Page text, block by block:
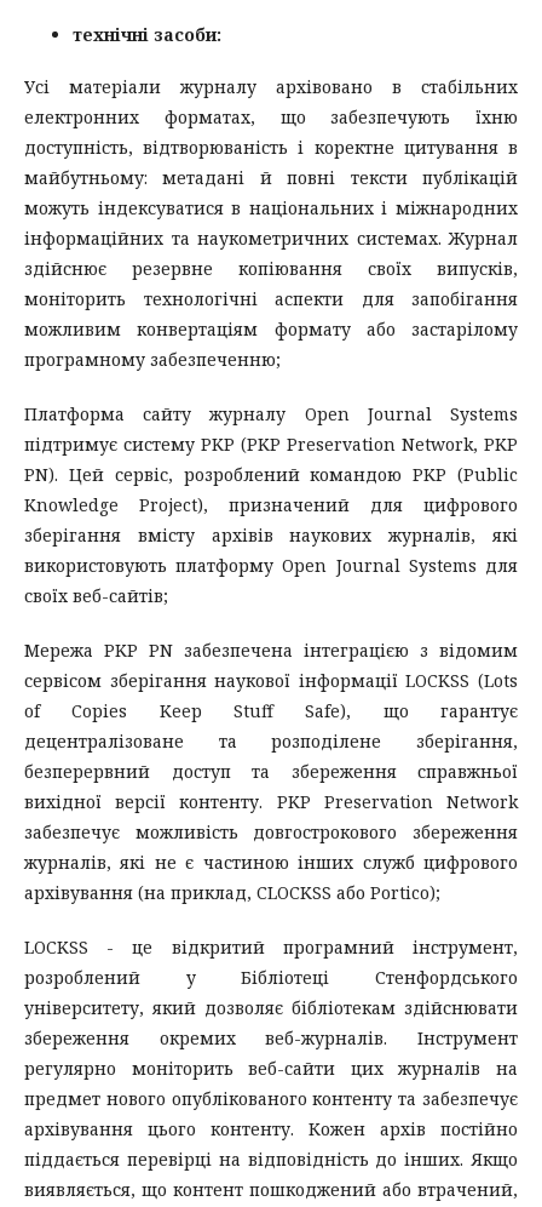
технічні засоби:
Усі матеріали журналу архівовано в стабільних
електронних форматах, що забезпечують їхню
доступність, відтворюваність і коректне цитування в
майбутньому: метадані й повні тексти публікацій
можуть індексуватися в національних і міжнародних
інформаційних та наукометричних системах. Журнал
здійснює резервне копіювання своїх випусків,
моніторить технологічні аспекти для запобігання
можливим конвертаціям формату або застарілому
програмному забезпеченню;
Платформа сайту журналу Open Journal Systems
підтримує систему PKP (PKP Preservation Network, PKP
PN). Цей сервіс, розроблений командою PKP (Public
Knowledge Project), призначений для цифрового
зберігання вмісту архівів наукових журналів, які
використовують платформу Open Journal Systems для
своїх веб-сайтів;
Мережа PKP PN забезпечена інтеграцією з відомим
сервісом зберігання наукової інформації LOCKSS (Lots
of Copies Keep Stuff Safe), що гарантує
децентралізоване та розподілене зберігання,
безперервний доступ та збереження справжньої
вихідної версії контенту. PKP Preservation Network
забезпечує можливість довгострокового збереження
журналів, які не є частиною інших служб цифрового
архівування (на приклад, CLOCKSS або Portico);
LOCKSS - це відкритий програмний інструмент,
розроблений у Бібліотеці Стенфордського
університету, який дозволяє бібліотекам здійснювати
збереження окремих веб-журналів. Інструмент
регулярно моніторить веб-сайти цих журналів на
предмет нового опублікованого контенту та забезпечує
архівування цього контенту. Кожен архів постійно
піддається перевірці на відповідність до інших. Якщо
виявляється, що контент пошкоджений або втрачений,